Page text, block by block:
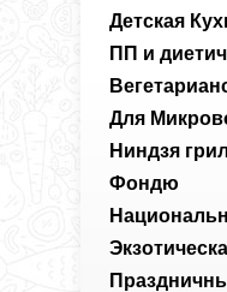
Детская
ПП и
Для
Ниндзя
Фондю